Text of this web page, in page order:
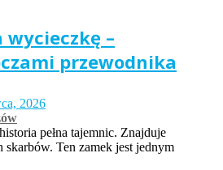
wycieczkę –
przewodnika
2026
pełna tajemnic. Znajduje
Ten zamek jest jednym